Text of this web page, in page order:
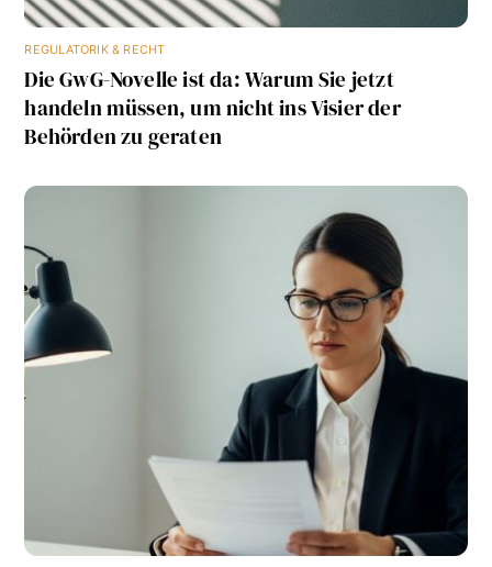
REGULATORIK & RECHT
Die GwG-Novelle ist da: Warum Sie jetzt
handeln müssen, um nicht ins Visier der
Behörden zu geraten